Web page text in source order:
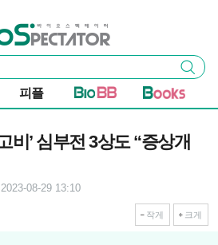
스펙테이터
검색
피플
비’ 심부전 3상도 “증상개
08-29 13:10
작게 크게